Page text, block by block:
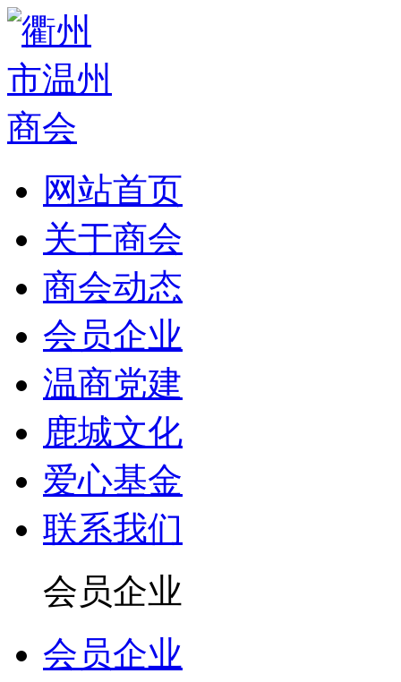
网站首页
关于商会
商会动态
会员企业
温商党建
鹿城文化
爱心基金
联系我们
会员企业
会员企业